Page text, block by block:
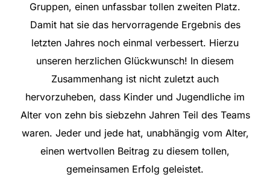
Gruppen, einen unfassbar tollen zweiten Platz.
Damit hat sie das hervorragende Ergebnis des
letzten Jahres noch einmal verbessert. Hierzu
unseren herzlichen Glückwunsch! In diesem
Zusammenhang ist nicht zuletzt auch
hervorzuheben, dass Kinder und Jugendliche im
Alter von zehn bis siebzehn Jahren Teil des Teams
waren. Jeder und jede hat, unabhängig vom Alter,
einen wertvollen Beitrag zu diesem tollen,
gemeinsamen Erfolg geleistet.